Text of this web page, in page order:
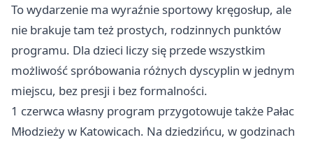
To wydarzenie ma wyraźnie sportowy kręgosłup, ale
nie brakuje tam też prostych, rodzinnych punktów
programu. Dla dzieci liczy się przede wszystkim
możliwość spróbowania różnych dyscyplin w jednym
miejscu, bez presji i bez formalności.
1 czerwca własny program przygotowuje także Pałac
Młodzieży w Katowicach. Na dziedzińcu, w godzinach